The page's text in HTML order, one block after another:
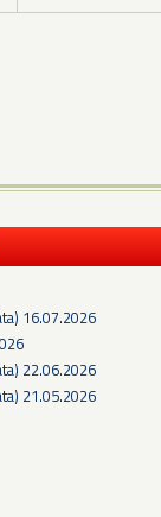
16.07.2026
22.06.2026
21.05.2026